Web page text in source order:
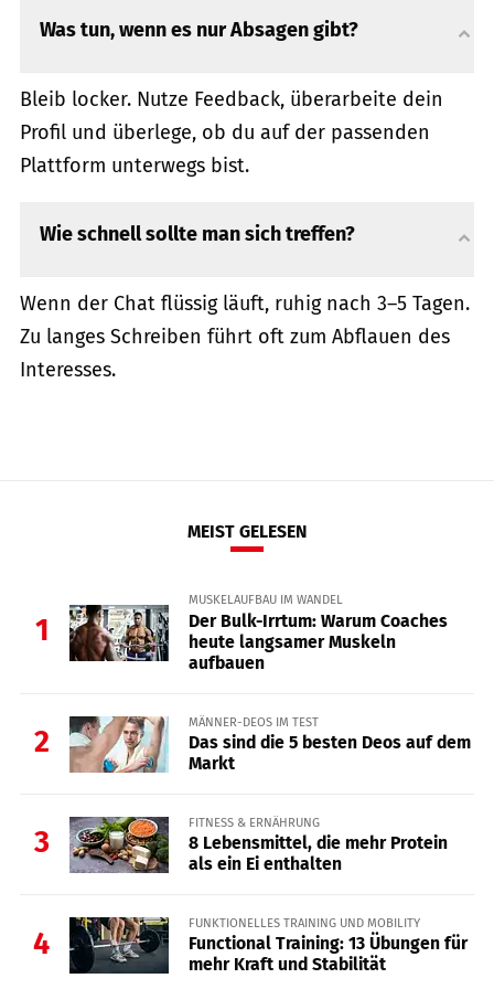
Was tun, wenn es nur Absagen gibt?
Bleib locker. Nutze Feedback, überarbeite dein
Profil und überlege, ob du auf der passenden
Plattform unterwegs bist.
Wie schnell sollte man sich treffen?
Wenn der Chat flüssig läuft, ruhig nach 3–5 Tagen.
Zu langes Schreiben führt oft zum Abflauen des
Interesses.
MEIST GELESEN
1
MUSKELAUFBAU IM WANDEL
Der Bulk-Irrtum: Warum Coaches
heute langsamer Muskeln
aufbauen
2
MÄNNER-DEOS IM TEST
Das sind die 5 besten Deos auf dem
Markt
3
FITNESS & ERNÄHRUNG
8 Lebensmittel, die mehr Protein
als ein Ei enthalten
4
FUNKTIONELLES TRAINING UND MOBILITY
Functional Training: 13 Übungen für
mehr Kraft und Stabilität